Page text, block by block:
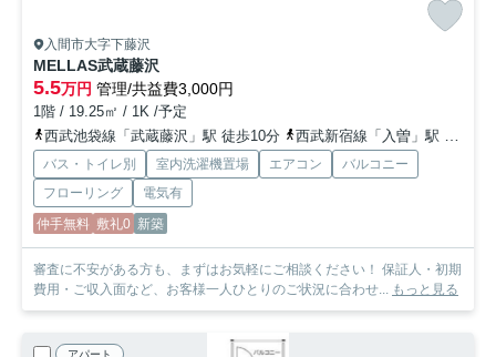
入間市大字下藤沢
MELLAS武蔵藤沢
5.5万円 管理/共益費3,000円
1階 / 19.25㎡ / 1K /予定
西武池袋線「武蔵藤沢」駅 徒歩10分
西武新宿線「入曽」駅 徒歩29分
バス・トイレ別 室内洗濯機置場 エアコン
バルコニー
フローリング
電気有
仲手無料 敷礼0 新築
審査に不安がある方も、まずはお気軽にご相談ください！ 保証人・初期
費用・ご収入面など、お客様一人ひとりのご状況に合わせ... もっと見る